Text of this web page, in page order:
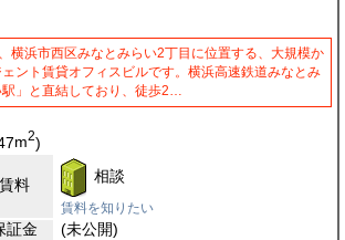
横浜市西区みなとみらい2丁目に位置する、大規模か
ント賃貸オフィスビルです。横浜高速鉄道みなとみ
」と直結しており、徒歩2…
m2)
賃料 相談
賃料を知りたい
証金
(未公開)